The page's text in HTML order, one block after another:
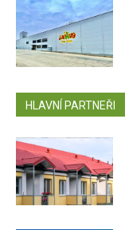
HLAVNÍ PARTNEŘI